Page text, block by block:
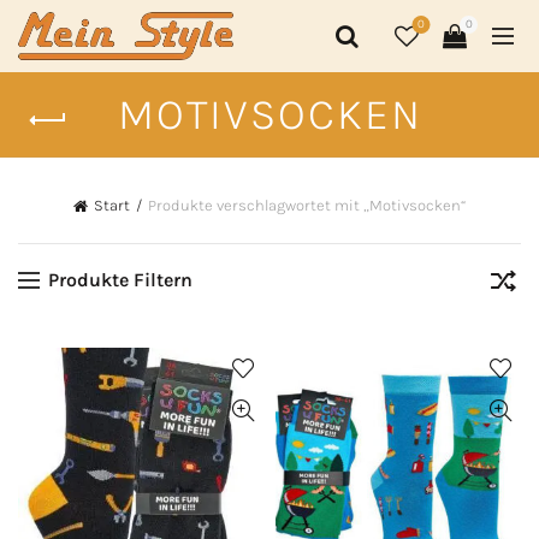
0 0
MOTIVSOCKEN
Start Produkte verschlagwortet mit „Motivsocken“
Produkte Filtern